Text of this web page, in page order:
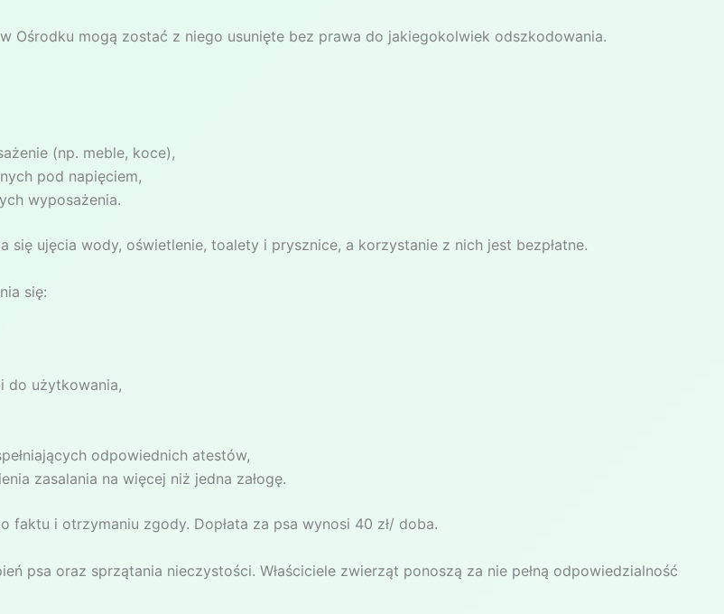
Ośrodku mogą zostać z niego usunięte bez prawa do jakiegokolwiek odszkodowania.
(np. meble, koce),
pod napięciem,
wyposażenia.
ujęcia wody, oświetlenie, toalety i prysznice, a korzystanie z nich jest bezpłatne.
się:
do użytkowania,
odpowiednich atestów,
zasalania na więcej niż jedna załogę.
i otrzymaniu zgody. Dopłata za psa wynosi 40 zł/ doba.
psa oraz sprzątania nieczystości. Właściciele zwierząt ponoszą za nie pełną odpowiedzialność